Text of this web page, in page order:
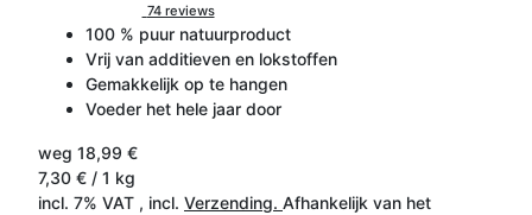
74 reviews
100 % puur natuurproduct
Vrij van additieven en lokstoffen
Gemakkelijk op te hangen
Voeder het hele jaar door
weg 18,99 €
7,30 € / 1 kg
incl. 7% VAT , incl. Verzending. Afhankelijk van het